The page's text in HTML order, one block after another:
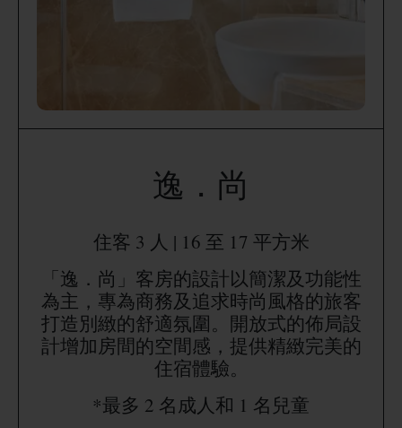
逸．尚
住客 3 人 | 16 至 17 平方米
「逸．尚」客房的設計以簡潔及功能性
為主，專為商務及追求時尚風格的旅客
打造別緻的舒適氛圍。開放式的佈局設
計增加房間的空間感，提供精緻完美的
住宿體驗。
*最多 2 名成人和 1 名兒童